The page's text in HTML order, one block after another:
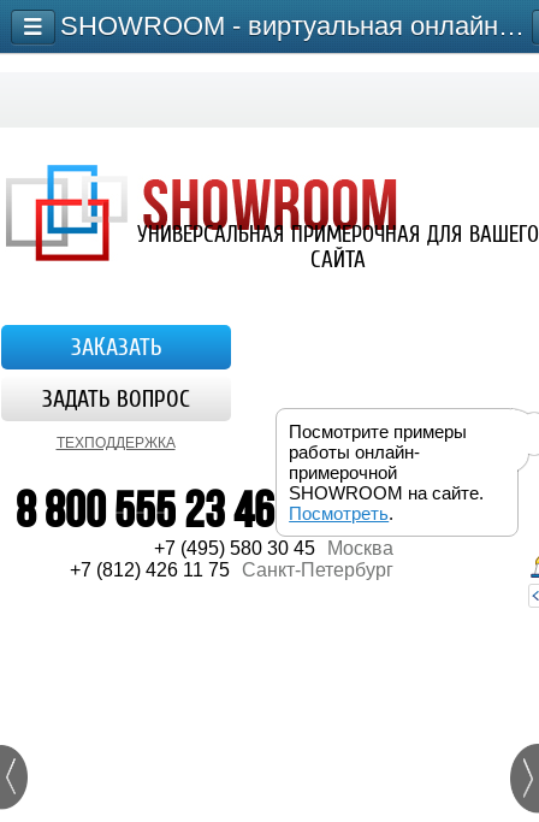
Посмотрите примеры
работы онлайн-
примерочной
SHOWROOM на сайте.
Посмотреть.
УНИВЕРСАЛЬНАЯ ПРИМЕРОЧНАЯ ДЛЯ ВАШЕГО
САЙТА
ЗАКАЗАТЬ
ЗАДАТЬ ВОПРОС
ТЕХПОДДЕРЖКА
8 800 555 23 46
+7 (495) 580 30 45
Москва
+7 (812) 426 11 75
Санкт-Петербург
SHOWROOM - виртуальная онлайн-примерочная для сайта